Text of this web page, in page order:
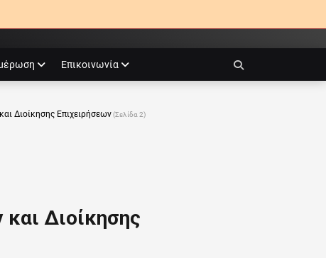
Επικοινωνία
Διοίκησης Επιχειρήσεων(Σελίδα 2)
Διοίκησης